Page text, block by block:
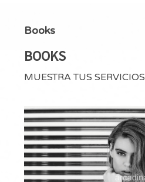
Books
BOOKS
MUESTRA TUS SERVICIOS